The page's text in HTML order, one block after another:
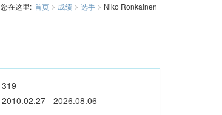
您在这里: 首页 成绩 选手 Niko Ronkainen
319
2010.02.27 - 2026.08.06